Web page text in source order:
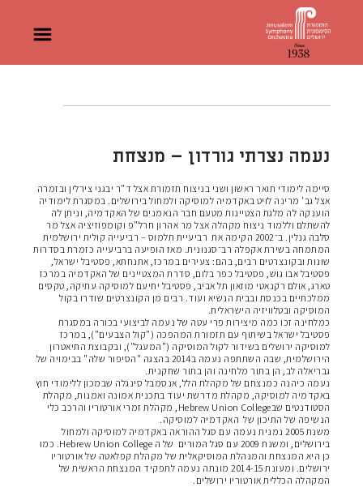
נעמה נצרתי גורדון – מנצחת
סיימה לימודי תואר ראשון ושני בניצוח תזמורת אצל ד"ר יבגני צירלין ובזמרה
אצל גב' מרינה לויט באקדמיה למוסיקה ולמחול בירושלים. במסגרת לימודיה
הוענקה לה מלגת הצטיינות מטעם חבר הנאמנים של האקדמיה, וניתן לה
להשתלם וללמוד ניצוח מקהלה אצל מר אהרון חרל"פ וקומפוזיציה אצל מר
סלבה גנלין. ב־2002 הקימה את
רביעיית תלמוס – רביעייה קולית ירושלמית
המתמחה בשירת אקפלה רב־סגנונית. מאז הופיעה ברביעייה כזמרת בסדרות
שונות ובקונצרטים רבים, בהם: צעירים במרכז, אתנחתא, פסטיבל ישראל,
פסטיבל אבו גוש, פסטיבל כפר בלום, סדרת המצטיינים של האקדמיה במרכז
טארג, אולם רקנאטי מוזאון תל אביב, פסטיבל יחיעם למוסיקה עתיקה, טקסים
ממלכתיים בכנסת ובבית הנשיא ועוד. רבים מן הקונצרטים שודרו בקול
המוסיקה ובטלוויזיה הישראלית.
כמלחינה זכו כמה מיצירות פרי עטה של נעמה לביצועי בכורה במסגרת
פסטיבל ישראל בשיתוף עם תזמורת המהפכה ("קול הצבעים"), במרכז
למוסיקה ירושלים בשידור לקול המוסיקה ("המעגל"), ובקבוצת התיאטרון
הירושלמית, שבה השתתפה נעמה ב2014 בהצגה "הסיפור שלה" בבימויה של
גבריאלה לב, הן בתור מלחינה והן בתור שחקנית.
נעמה כיהנה כמנצחם של מקהלת הלל, אנסמבל סינגלה שבמכון ללימודי חוץ
באקדמיה למוסיקה, מקהלת מדרשת יעוד בתכנית אמונה ואמנות, מקהלת
הסטודנטים שבHebrew Union College, מקהלת זמרי אורטוריו והרכב כלי
הנשיפה של התיכון של האקדמיה למוסיקה.
משנת 2005 נמנית נעמה עם סגל ההוראה באקדמיה למוסיקה ולמחול
בירושלים, ומשנת 2009 עם סגל המורים
של ה Hebrew Union College. כמו
כן היא המנצחת והמנהלת המוסיקאלית של מקהלת קפלאטה של אורטוריו
ירושלים. ומעונת 2014-15 מונתה נעמה לתפקיד המנצחת הראשית של
המקהלה הכללית אורטוריו ירושלים.